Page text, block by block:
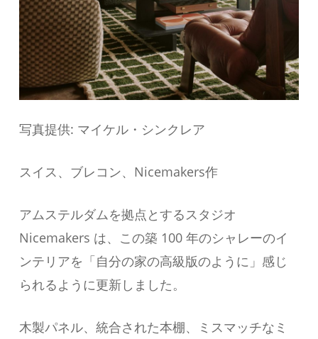
写真提供: マイケル・シンクレア
スイス、ブレコン、Nicemakers作
アムステルダムを拠点とするスタジオ
Nicemakers は、この築 100 年のシャレーのイ
ンテリアを「自分の家の高級版のように」感じ
られるように更新しました。
木製パネル、統合された本棚、ミスマッチなミ